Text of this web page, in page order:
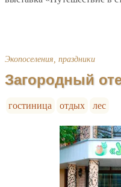
Экопоселения, праздники
Загородный
гостиница отдых лес